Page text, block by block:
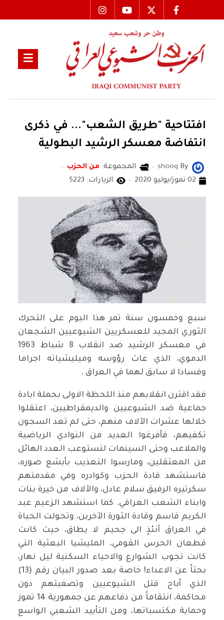
افتتاحية "طريق الشعب"... في ذكرى
انتفاضة معسكر الرشيد البطولية
By
shooq المجموعة: من الحزب
02 تموز/يوليو 2020
الزيارات: 5223
سبع وخمسون سنة تمر هذا اليوم على التحرك
الثوري المجيد للعسكريين الشيوعيين الشجعان
في معسكر الرشيد ضد انقلاب 8 شباط 1963
الدموي، الذي عاث رؤوسه وميليشياته اجراما
وفسادا لا سابق لهما في العراق .
فقد اقترن انقلابهم منذ اللحظة الاولى بحملة ابادة
جماعية ضد الشيوعيين والديمقراطيين، اعتقلوا
خلالها عشرات الآلاف منهم، حتى لم تعد السجون
تكفيهم، فأفرغوا العديد من النوادي الرياضية
والملاعب وحتى السينمات لتستوعب العدد الهائل
من المعتقلين، ومارسوا التعذيب بأبشع صوره،
فاستشهد قادة الحزب وكوادره وفي مقدمتهم
سكرتيره الرفيق سلام عادل، والآلاف من خيرة بنات
وابناء الشعب العراقي. كما استشهد الزعيم عبد
الكريم قاسم وقادة الثورة الآخرين، وتحولت الحياة
في العراق آنئذٍ الى جحيم لا يطاق، حيث كانت
قطعان الحرس القومي، المليشيا البعثية التي
كانت تجوب الشوارع والاحياء السكنية ليل نهار،
بحثاً عن الاعداء! خاصة بعد صدور البيان رقم (13)
الذي أباح قتل الشيوعيين وتصفيتهم دون
محاكمة، انتقاماً من دفاعهم عن جمهورية 14 تموز
وحماية مكتسباتها، ومن التأييد الشعبي الواسع